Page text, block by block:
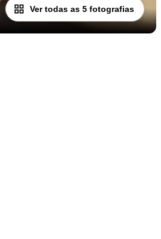
Ver todas as 5 fotografias